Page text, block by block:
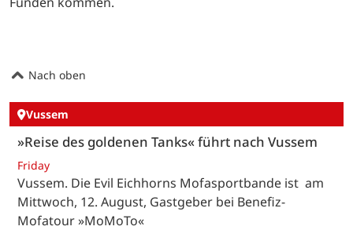
Nach oben
Vussem
»Reise des goldenen Tanks« führt nach Vussem
Friday
Vussem. Die Evil Eichhorns Mofasportbande ist am
Mittwoch, 12. August, Gastgeber bei Benefiz-
Mofatour »MoMoTo«